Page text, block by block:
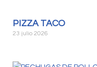
PIZZA TACO
23 julio 2026